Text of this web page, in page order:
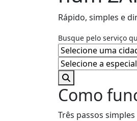
Rápido, simples e
Busque pelo serviço
Como
Três passos